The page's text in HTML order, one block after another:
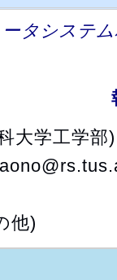
タシステ
大学工学部)
他)